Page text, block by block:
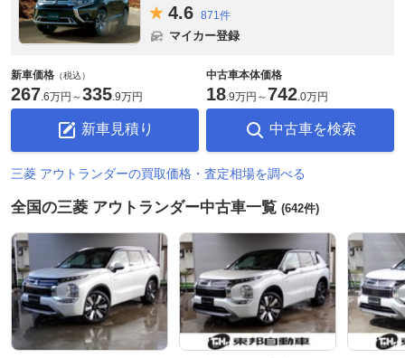
4.6 871件
マイカー登録
新車価格 （税込）
267.6万円 ～335.9万円
新車見積り
中古車本体価格
18.9万円 ～742.0万円
中古車を検索
三菱 アウトランダーの買取価格・査定相場を調べる
全国の三菱 アウトランダー中古車一覧 (642件)